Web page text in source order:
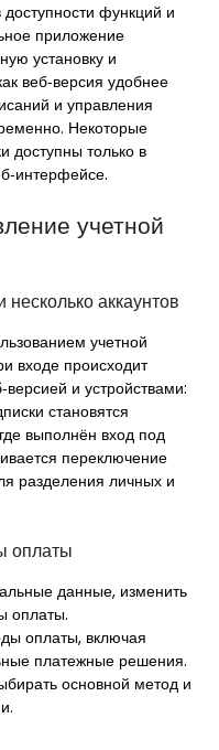
функций и
приложение
установку и
веб‑версия удобнее
и управления
Некоторые
доступны только в
учетной
аккаунтов
учетной
входе происходит
и устройствами:
становятся
выполнён вход под
переключение
разделения личных и
оплаты
данные, изменить
оплаты.
оплаты, включая
платежные решения.
основной метод и